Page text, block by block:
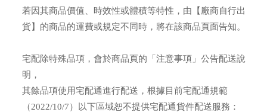
若因其商品價值、時效性或體積等特性，由【廠商自行出
貨】的商品的運費或規定不同時，將在該商品頁面告知。
宅配除特殊品項，會於商品頁的「注意事項」公告配送說
明，
其餘品項使用宅配通進行配送，根據目前宅配通規範
（2022/10/7）以下區域恕不提供宅配通貨件配送服務：